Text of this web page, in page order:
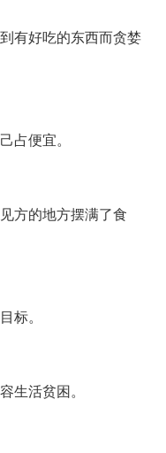
有好吃的东西而贪婪
占便宜。
方的地方摆满了食
标。
生活贫困。